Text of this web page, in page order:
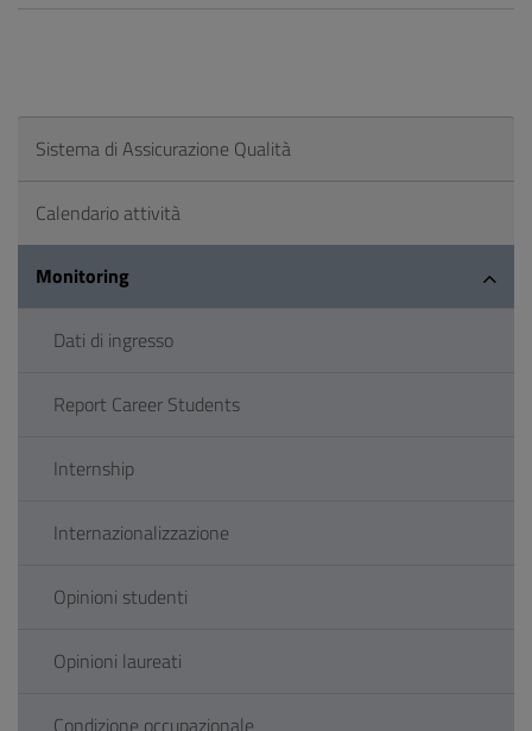
Sistema di Assicurazione Qualità
Calendario attività
Monitoring
Dati di ingresso
Report Career Students
Internship
Internazionalizzazione
Opinioni studenti
Opinioni laureati
Condizione occupazionale